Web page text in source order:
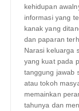
kehidupan
informasi yang
kanak yang
dan paparan
Narasi keluarga
yang kuat pada
tanggung jawab
atau tokoh
memainkan
tahunya dan